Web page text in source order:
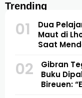
Trending
01
Dua
Maut di
Saat
02
Gibran
Buku
Bireuen: